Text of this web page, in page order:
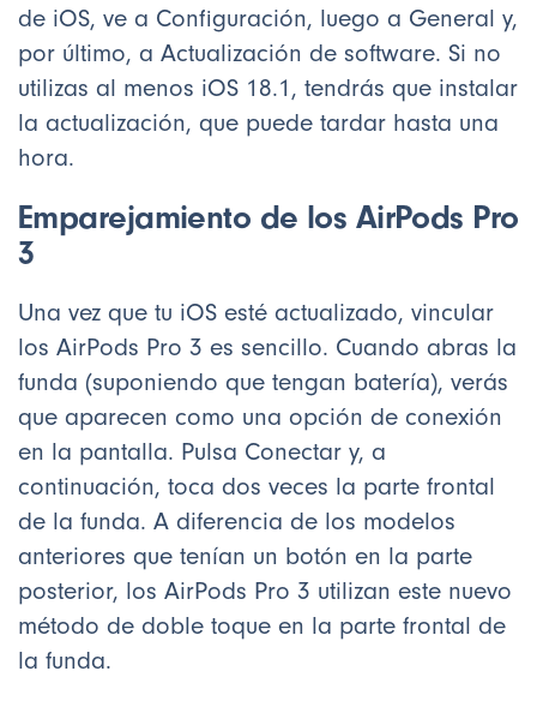
de iOS, ve a Configuración, luego a General y,
por último, a Actualización de software. Si no
utilizas al menos iOS 18.1, tendrás que instalar
la actualización, que puede tardar hasta una
hora.
Emparejamiento de los AirPods Pro
3
Una vez que tu iOS esté actualizado, vincular
los AirPods Pro 3 es sencillo. Cuando abras la
funda (suponiendo que tengan batería), verás
que aparecen como una opción de conexión
en la pantalla. Pulsa Conectar y, a
continuación, toca dos veces la parte frontal
de la funda. A diferencia de los modelos
anteriores que tenían un botón en la parte
posterior, los AirPods Pro 3 utilizan este nuevo
método de doble toque en la parte frontal de
la funda.